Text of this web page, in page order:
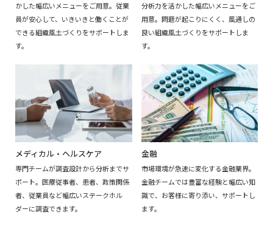
かした幅広いメニューをご用意。従業
員が安心して、いきいきと働くことが
できる組織風土づくりをサポートしま
す。
分析力を活かした幅広いメニューをご
用意。問題が起こりにくく、風通しの
良い組織風土づくりをサポートしま
す。
メディカル・ヘルスケア
専門チームが調査設計から分析までサ
ポート。医療従事者、患者、政策関係
者、従業員など幅広いステークホル
ダーに調査できます。
金融
市場環境が急速に変化する金融業界。
金融チームでは豊富な経験と幅広い知
識で、お客様に寄り添い、サポートし
ます。